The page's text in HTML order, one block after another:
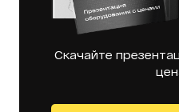
Скачайте